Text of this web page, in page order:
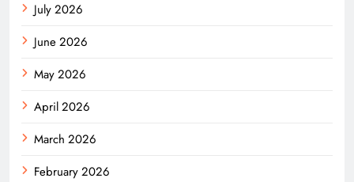
July 2026
June 2026
May 2026
April 2026
March 2026
February 2026